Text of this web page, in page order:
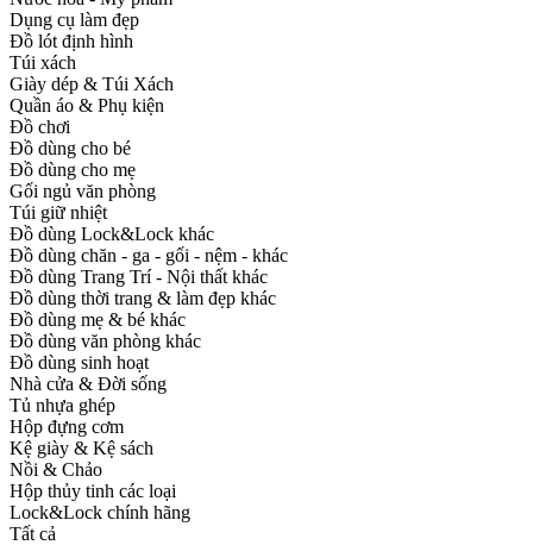
Dụng cụ làm đẹp
Đồ lót định hình
Túi xách
Giày dép & Túi Xách
Quần áo & Phụ kiện
Đồ chơi
Đồ dùng cho bé
Đồ dùng cho mẹ
Gối ngủ văn phòng
Túi giữ nhiệt
Đồ dùng Lock&Lock khác
Đồ dùng chăn - ga - gối - nệm - khác
Đồ dùng Trang Trí - Nội thất khác
Đồ dùng thời trang & làm đẹp khác
Đồ dùng mẹ & bé khác
Đồ dùng văn phòng khác
Đồ dùng sinh hoạt
Nhà cửa & Đời sống
Tủ nhựa ghép
Hộp đựng cơm
Kệ giày & Kệ sách
Nồi & Chảo
Hộp thủy tinh các loại
Lock&Lock chính hãng
Tất cả